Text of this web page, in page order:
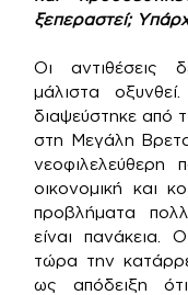
ξεπεραστεί;
Οι αντιθέσεις
μάλιστα
διαψεύστηκε από
στη Μεγάλη
νεοφιλελεύθερη
οικονομική και
προβλήματα
είναι πανάκεια.
τώρα την
ως απόδειξη